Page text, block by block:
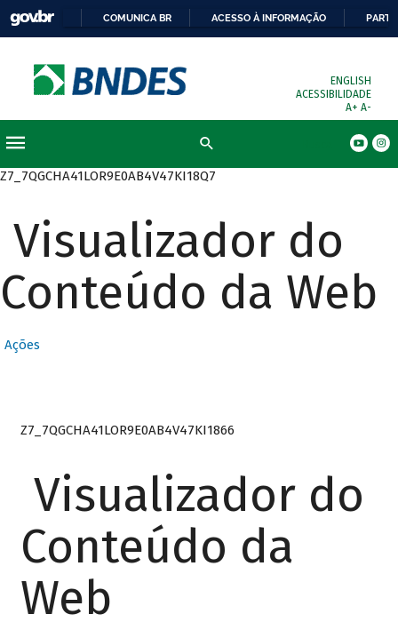
COMUNICA BR ACESSO À INFORMAÇÃO
ENGLISH
ACESSIBILIDADE
A+ A-
Z7_7QGCHA41LOR9E0AB4V47KI18Q7
Visualizador do
Conteúdo da Web
Ações
Z7_7QGCHA41LOR9E0AB4V47KI1866
Visualizador do
Conteúdo da
Web